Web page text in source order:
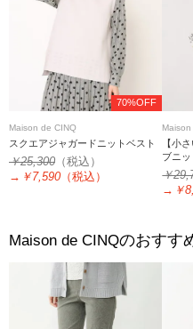
70%OFF
Maison de CINQ
スクエアジャガードニットベスト
￥25,300 （税込）
→ ￥7,590 （税込）
【小
ブニ
￥
→ ￥
Maison de CINQのおすす